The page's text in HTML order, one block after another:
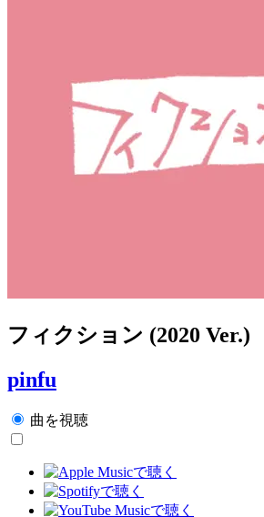
フィクション (2020 Ver.)
pinfu
曲を視聴